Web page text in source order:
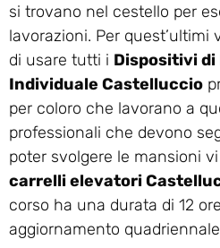
si trovano nel cestello per
lavorazioni. Per quest’ultimi
di usare tutti i Dispositivi
Individuale Castelluccio
per coloro che lavorano a
professionali che devono
poter svolgere le mansioni vi
carrelli elevatori
corso ha una durata di 12
aggiornamento